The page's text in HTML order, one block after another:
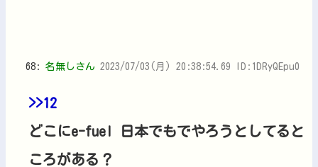
68: 名無しさん 2023/07/03(月) 20:38:54.69 ID:1DRyQEpu0
>>12
どこにe-fuel 日本でもでやろうとしてると
ころがある？